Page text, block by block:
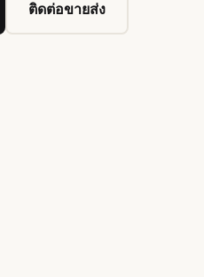
ติดต่อขายส่ง